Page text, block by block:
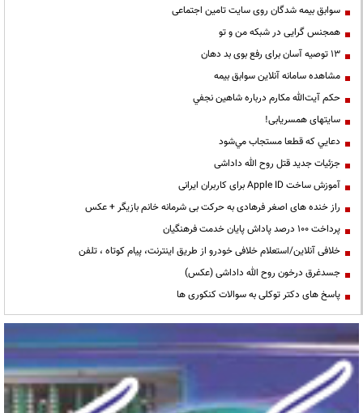
سوابق بیمه شدگان روی سایت تامین اجتماعی
همجنس گرایی در شبکه من و تو
13 توصیه آسان برای رفع بوی بد دهان
مشاهده سامانه آنلاين سوابق بیمه
حكم آيت‌الله مكارم درباره شاهين نجفي
سایتهای همسریابی!
دعايي كه قطعا مستجاب مي‌شود
جزئیات جدید قتل روح الله داداشی
آموزش ساخت Apple ID برای کاربران ایرانی
راز خنده های اصغر فرهادی به حرکت بی شرمانه خانم بازیگر + عکس
پرداخت ۱۰۰ درصد پاداش پایان خدمت فرهنگیان
خلافی آنلاین/استعلام خلافی خودرو از طریق اینترنت، پیام کوتاه ، تلفن
جسدغرق درخون روح الله داداشی (عکس)
پاسخ های دکتر توکلی به سوالات کنکوری ها